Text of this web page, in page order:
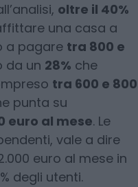
oltre il 40%
una casa a
a pagare tra 800 e
da un 28% che
tra 600 e 800
punta su
euro al mese. Le
vale a dire
euro al mese in
degli utenti.